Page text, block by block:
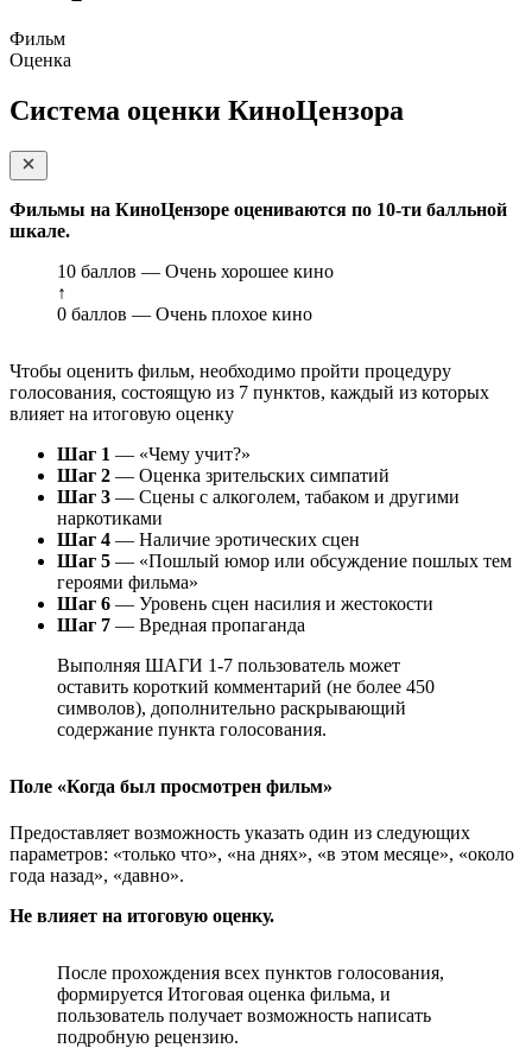
Фильм
Оценка
Система оценки КиноЦензора
Фильмы на КиноЦензоре оцениваются по 10-ти балльной
шкале.
10 баллов — Очень хорошее кино
↑
0 баллов — Очень плохое кино
Чтобы оценить фильм, необходимо пройти процедуру
голосования, состоящую из 7 пунктов, каждый из которых
влияет на итоговую оценку
Шаг 1 — «Чему учит?»
Шаг 2 — Оценка зрительских симпатий
Шаг 3 — Сцены с алкоголем, табаком и другими
наркотиками
Шаг 4 — Наличие эротических сцен
Шаг 5 — «Пошлый юмор или обсуждение пошлых тем
героями фильма»
Шаг 6 — Уровень сцен насилия и жестокости
Шаг 7 — Вредная пропаганда
Выполняя ШАГИ 1-7 пользователь может
оставить короткий комментарий (не более 450
символов), дополнительно раскрывающий
содержание пункта голосования.
Поле «Когда был просмотрен фильм»
Предоставляет возможность указать один из следующих
параметров: «только что», «на днях», «в этом месяце», «около
года назад», «давно».
Не влияет на итоговую оценку.
После прохождения всех пунктов голосования,
формируется Итоговая оценка фильма, и
пользователь получает возможность написать
подробную рецензию.